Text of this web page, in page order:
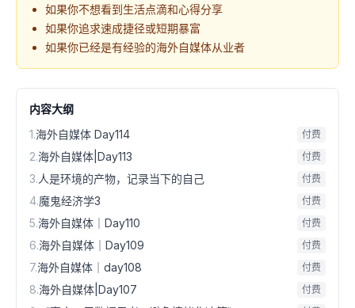
如果你不想看到生活点滴和心得分享
如果你追求速成捷径或短期暴富
如果你已经是有经验的海外自媒体从业者
内容大纲
1.海外自媒体 Day114 付费
2.海外自媒体|Day113 付费
3.人是环境的产物，记录当下的自己 付费
4.魔鬼经济学3 付费
5.海外自媒体｜Day110 付费
6.海外自媒体｜Day109 付费
7.海外自媒体｜day108 付费
8.海外自媒体|Day107 付费